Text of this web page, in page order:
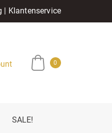
| Klantenservice
0
SALE!